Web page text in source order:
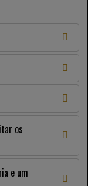
os
e um